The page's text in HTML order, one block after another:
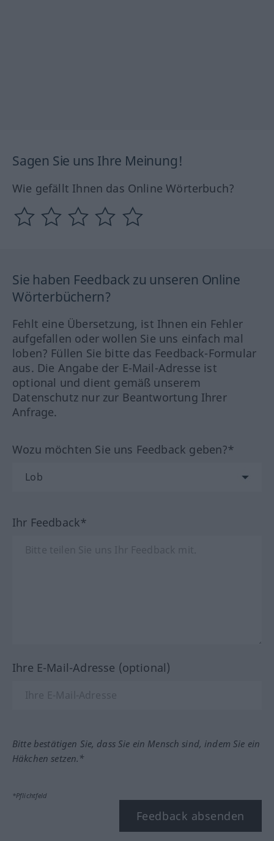
Sagen Sie uns Ihre Meinung!
Wie gefällt Ihnen das Online Wörterbuch?
Sie haben Feedback zu unseren Online
Wörterbüchern?
Fehlt eine Übersetzung, ist Ihnen ein Fehler
aufgefallen oder wollen Sie uns einfach mal
loben? Füllen Sie bitte das Feedback-Formular
aus. Die Angabe der E-Mail-Adresse ist
optional und dient gemäß unserem
Datenschutz nur zur Beantwortung Ihrer
Anfrage.
Wozu möchten Sie uns Feedback geben?*
Ihr Feedback*
Ihre E-Mail-Adresse (optional)
Bitte bestätigen Sie, dass Sie ein Mensch sind, indem Sie ein
Häkchen setzen.*
*Pflichtfeld
Feedback absenden